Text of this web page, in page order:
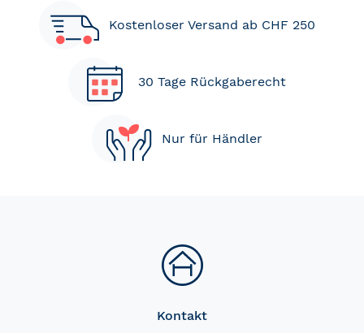
Kostenloser Versand ab CHF 250
30 Tage Rückgaberecht
Nur für Händler
Kontakt